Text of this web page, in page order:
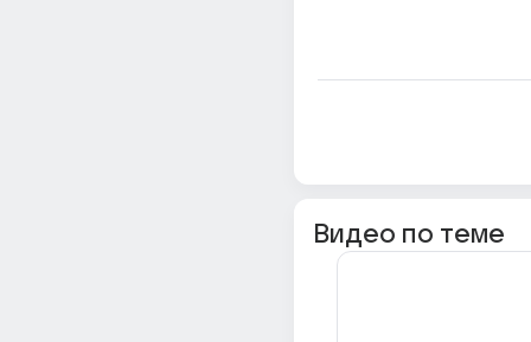
Видео по теме